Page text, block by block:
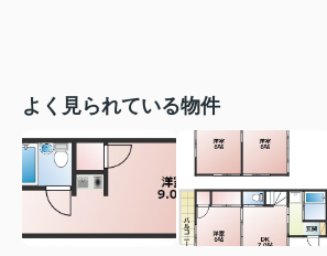
よく見られている物件